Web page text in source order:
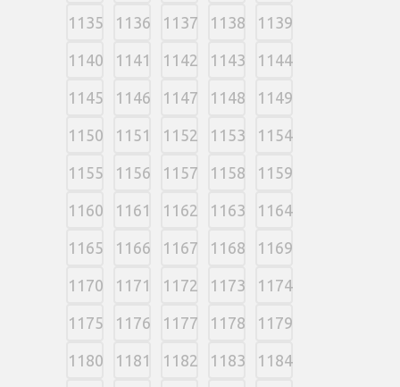
1135 1136 1137 1138 1139
1140 1141 1142 1143 1144
1145 1146 1147 1148 1149
1150 1151 1152 1153 1154
1155 1156 1157 1158 1159
1160 1161 1162 1163 1164
1165 1166 1167 1168 1169
1170 1171 1172 1173 1174
1175 1176 1177 1178 1179
1180 1181 1182 1183 1184